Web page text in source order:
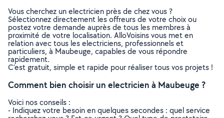
Vous cherchez un electricien près de chez vous ?
Sélectionnez directement les offreurs de votre choix ou
postez votre demande auprès de tous les membres à
proximité de votre localisation. AlloVoisins vous met en
relation avec tous les electriciens, professionnels et
particuliers, à Maubeuge, capables de vous répondre
rapidement.
C’est gratuit, simple et rapide pour réaliser tous vos projets !
Comment bien choisir un electricien à Maubeuge ?
Voici nos conseils :
- Indiquez votre besoin en quelques secondes : quel service